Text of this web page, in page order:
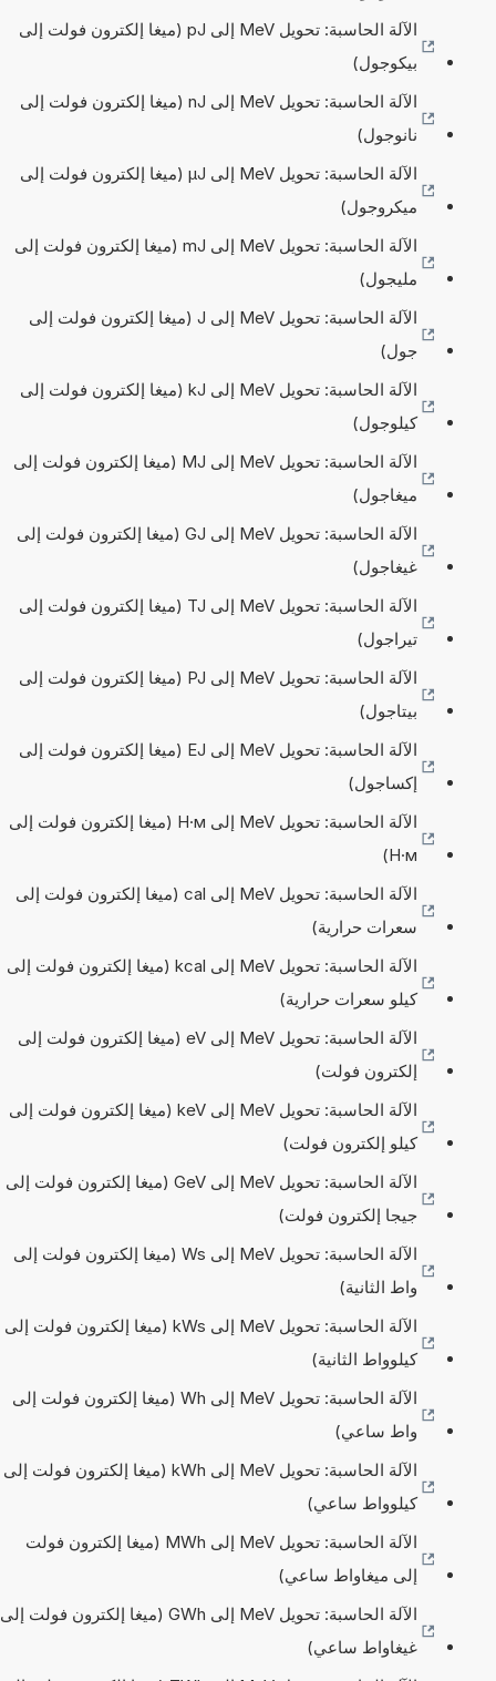
الآلة الحاسبة: تحويل MeV إلى pJ (ميغا إلكترون فولت إلى
بيكوجول)
الآلة الحاسبة: تحويل MeV إلى nJ (ميغا إلكترون فولت إلى
نانوجول)
الآلة الحاسبة: تحويل MeV إلى µJ (ميغا إلكترون فولت إلى
ميكروجول)
الآلة الحاسبة: تحويل MeV إلى mJ (ميغا إلكترون فولت إلى
مليجول)
الآلة الحاسبة: تحويل MeV إلى J (ميغا إلكترون فولت إلى
جول)
الآلة الحاسبة: تحويل MeV إلى kJ (ميغا إلكترون فولت إلى
كيلوجول)
الآلة الحاسبة: تحويل MeV إلى MJ (ميغا إلكترون فولت إلى
ميغاجول)
الآلة الحاسبة: تحويل MeV إلى GJ (ميغا إلكترون فولت إلى
غيغاجول)
الآلة الحاسبة: تحويل MeV إلى TJ (ميغا إلكترون فولت إلى
تيراجول)
الآلة الحاسبة: تحويل MeV إلى PJ (ميغا إلكترون فولت إلى
بيتاجول)
الآلة الحاسبة: تحويل MeV إلى EJ (ميغا إلكترون فولت إلى
إكساجول)
الآلة الحاسبة: تحويل MeV إلى Н·м (ميغا إلكترون فولت إلى
Н·м)
الآلة الحاسبة: تحويل MeV إلى cal (ميغا إلكترون فولت إلى
سعرات حرارية)
الآلة الحاسبة: تحويل MeV إلى kcal (ميغا إلكترون فولت إلى
كيلو سعرات حرارية)
الآلة الحاسبة: تحويل MeV إلى eV (ميغا إلكترون فولت إلى
إلكترون فولت)
الآلة الحاسبة: تحويل MeV إلى keV (ميغا إلكترون فولت إلى
كيلو إلكترون فولت)
الآلة الحاسبة: تحويل MeV إلى GeV (ميغا إلكترون فولت إلى
جيجا إلكترون فولت)
الآلة الحاسبة: تحويل MeV إلى Ws (ميغا إلكترون فولت إلى
واط الثانية)
الآلة الحاسبة: تحويل MeV إلى kWs (ميغا إلكترون فولت إلى
كيلوواط الثانية)
الآلة الحاسبة: تحويل MeV إلى Wh (ميغا إلكترون فولت إلى
واط ساعي)
الآلة الحاسبة: تحويل MeV إلى kWh (ميغا إلكترون فولت إلى
كيلوواط ساعي)
الآلة الحاسبة: تحويل MeV إلى MWh (ميغا إلكترون فولت
إلى ميغاواط ساعي)
الآلة الحاسبة: تحويل MeV إلى GWh (ميغا إلكترون فولت إلى
غيغاواط ساعي)